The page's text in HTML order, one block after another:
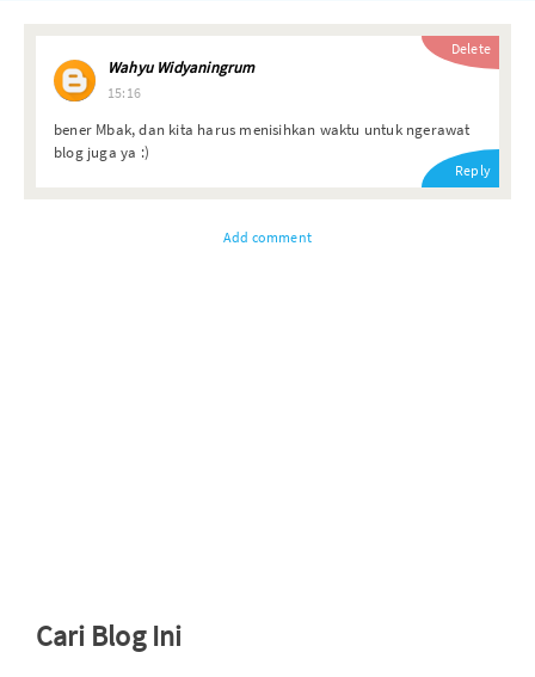
Wahyu Widyaningrum
15:16
bener Mbak, dan kita harus menisihkan waktu untuk ngerawat
blog juga ya :)
Reply
Delete
Add comment
Cari Blog Ini